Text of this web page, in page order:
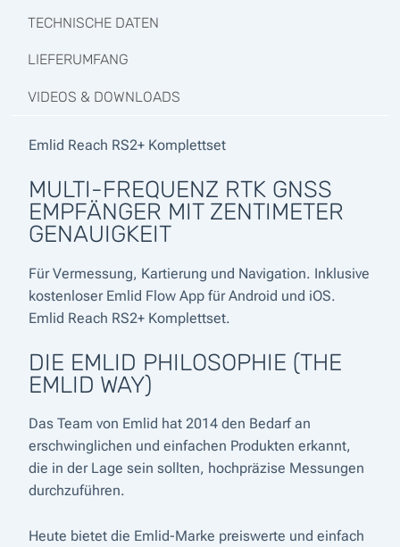
TECHNISCHE DATEN
LIEFERUMFANG
VIDEOS & DOWNLOADS
Emlid Reach RS2+ Komplettset
MULTI-FREQUENZ RTK GNSS
EMPFÄNGER MIT ZENTIMETER
GENAUIGKEIT
Für Vermessung, Kartierung und Navigation. Inklusive
kostenloser Emlid Flow App für Android und iOS.
Emlid Reach RS2+ Komplettset.
DIE EMLID PHILOSOPHIE (THE
EMLID WAY)
Das Team von Emlid hat 2014 den Bedarf an
erschwinglichen und einfachen Produkten erkannt,
die in der Lage sein sollten, hochpräzise Messungen
durchzuführen.
Heute bietet die Emlid-Marke preiswerte und einfach